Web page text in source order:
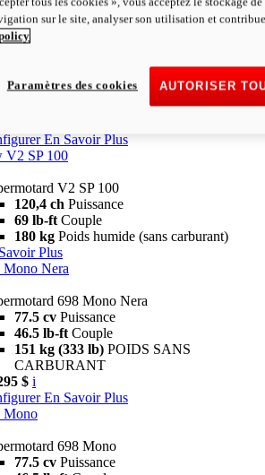
En Savoir Plus
V2 SP
69 lb-ftCouple
Poids humide (sans carburant)
En Savoir Plus
V2 SP 100
V2 SP 100
120,4 ch Puissance
69 lb-ft Couple
180 kg Poids humide (sans carburant)
Plus
Mono Nera
698 Mono Nera
77.5 cv Puissance
46.5 lb-ft Couple
151 kg (333 lb) POIDS SANS
CARBURANT
$ i
En Savoir Plus
Mono
698 Mono
77.5 cv Puissance
sur le site, analyser son utilisation et
AUTORISER
Paramètres des cookies